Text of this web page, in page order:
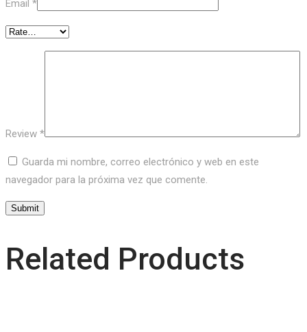
Email *
Review *
Guarda mi nombre, correo electrónico y web en este
navegador para la próxima vez que comente.
Related Products